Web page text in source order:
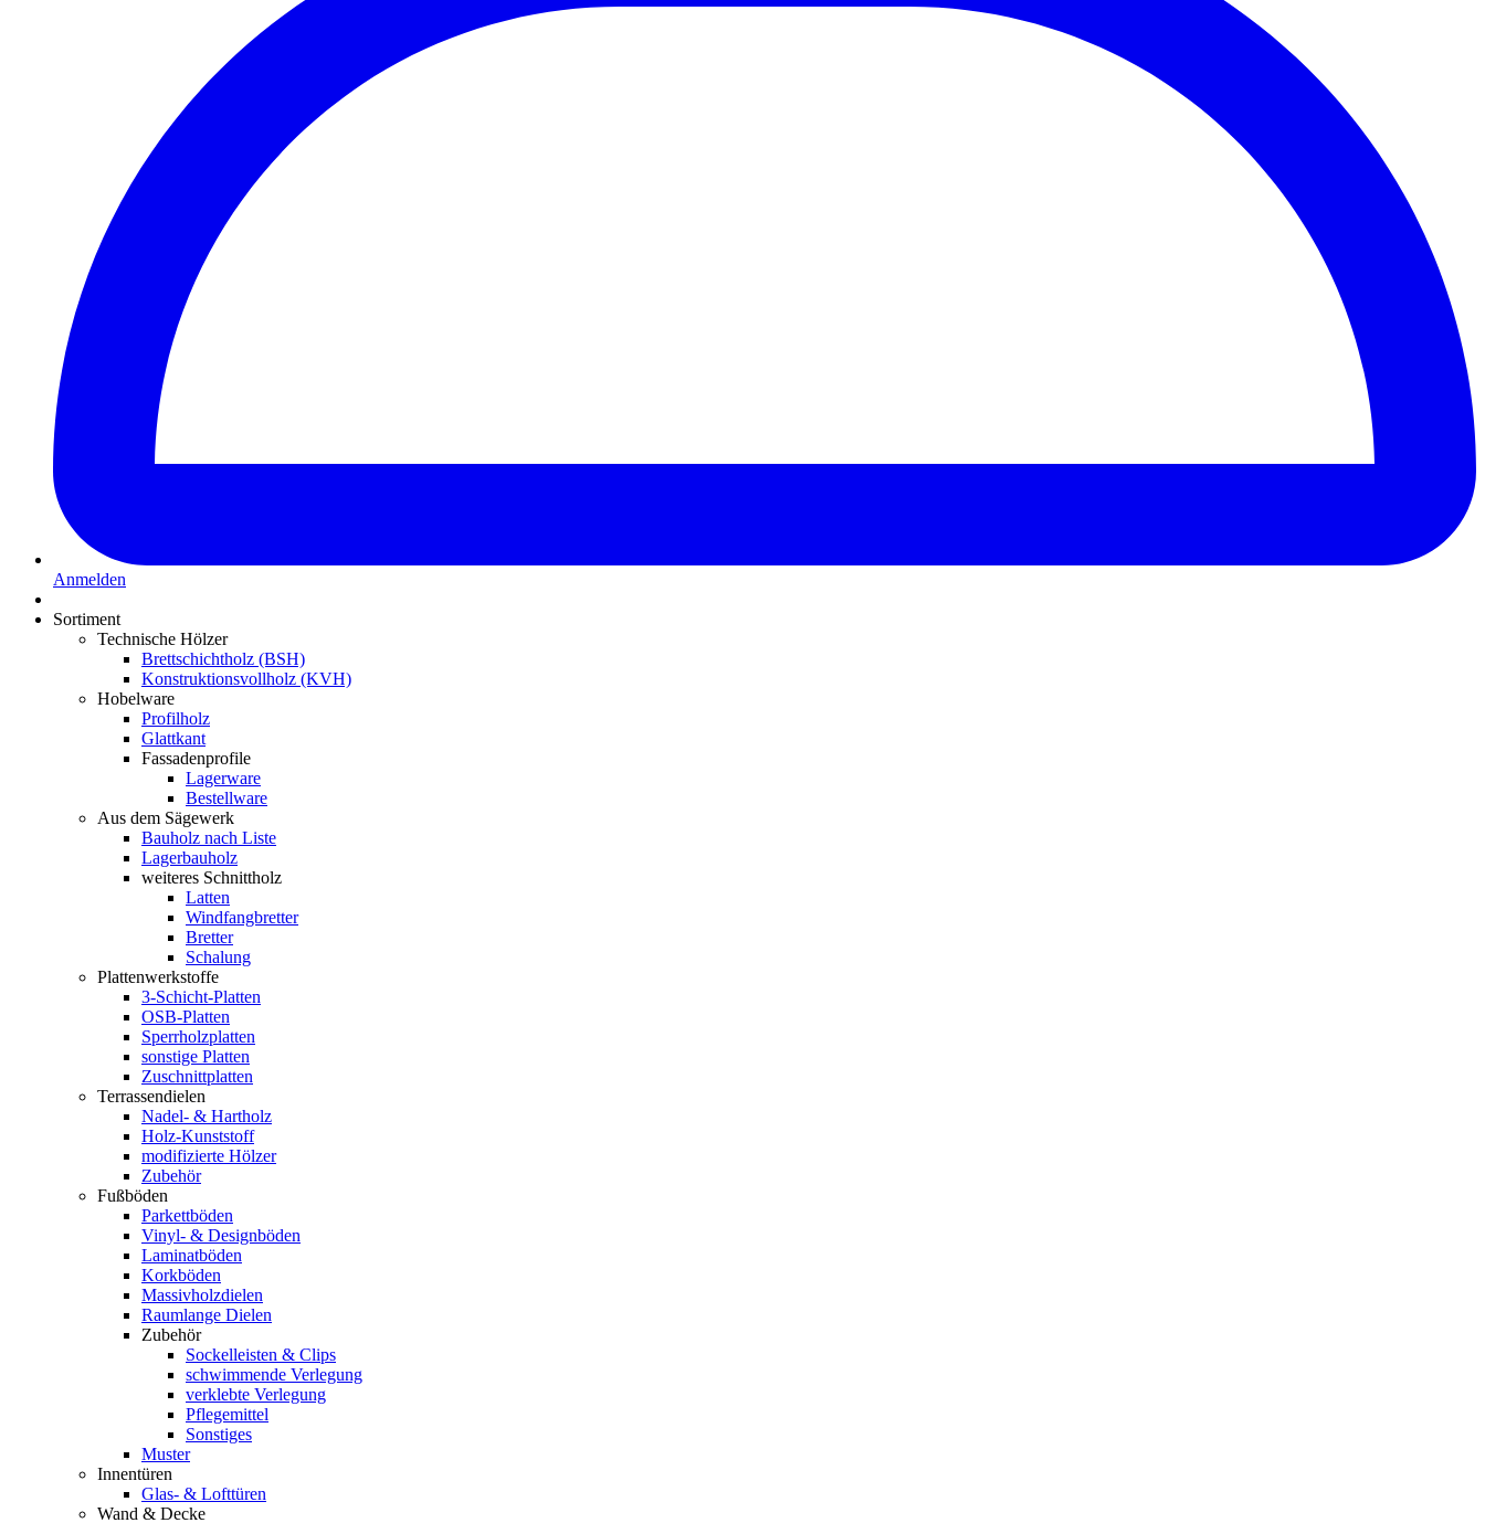
Anmelden
Sortiment
Technische Hölzer
Brettschichtholz (BSH)
Konstruktionsvollholz (KVH)
Hobelware
Profilholz
Glattkant
Fassadenprofile
Lagerware
Bestellware
Aus dem Sägewerk
Bauholz nach Liste
Lagerbauholz
weiteres Schnittholz
Latten
Windfangbretter
Bretter
Schalung
Plattenwerkstoffe
3-Schicht-Platten
OSB-Platten
Sperrholzplatten
sonstige Platten
Zuschnittplatten
Terrassendielen
Nadel- & Hartholz
Holz-Kunststoff
modifizierte Hölzer
Zubehör
Fußböden
Parkettböden
Vinyl- & Designböden
Laminatböden
Korkböden
Massivholzdielen
Raumlange Dielen
Zubehör
Sockelleisten & Clips
schwimmende Verlegung
verklebte Verlegung
Pflegemittel
Sonstiges
Muster
Innentüren
Glas- & Lofttüren
Wand & Decke